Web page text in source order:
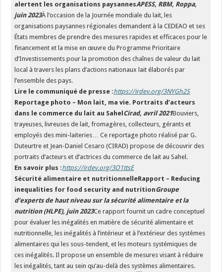
alertent les organisations paysannesAPESS, RBM, Roppa,
juin 2023À l’occasion de la Journée mondiale du lait, les
organisations paysannes régionales demandent à la CEDEAO et ses
États membres de prendre des mesures rapides et efficaces pour le
financement et la mise en œuvre du Programme Prioritaire
d’Investissements pour la promotion des chaînes de valeur du lait
local à travers les plans d’actions nationaux lait élaborés par
l’ensemble des pays.
Lire le communiqué de presse :https://irdev.org/3NYGh2S
Reportage photo – Mon lait, ma vie. Portraits d’acteurs
dans le commerce du lait au SahelCirad, avril 2021Bouviers,
trayeuses, livreuses de lait, fromagères, collecteurs, gérants et
employés des mini-laiteries… Ce reportage photo réalisé par G.
Duteurtre et Jean-Daniel Cesaro (CIRAD) propose de découvrir des
portraits d’acteurs et d’actrices du commerce de lait au Sahel.
En savoir plus :https://irdev.org/3O1ttsE
Sécurité alimentaire et nutritionnelleRapport – Reducing
inequalities for food security and nutritionGroupe
d’experts de haut niveau sur la sécurité alimentaire et la
nutrition (HLPE), juin 2023Ce rapport fournit un cadre conceptuel
pour évaluer les inégalités en matière de sécurité alimentaire et
nutritionnelle, les inégalités à l’intérieur et à l’extérieur des systèmes
alimentaires qui les sous-tendent, et les moteurs systémiques de
ces inégalités. Il propose un ensemble de mesures visant à réduire
les inégalités, tant au sein qu’au-delà des systèmes alimentaires.